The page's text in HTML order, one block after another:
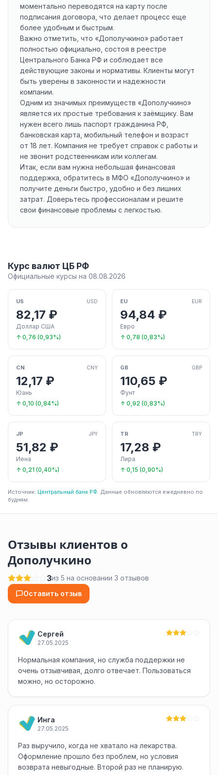
моментально переводятся на карту после
подписания договора, что делает процесс еще
более удобным и быстрым.
Важно отметить, что «Дополучкино» работает
полностью официально, состоя в реестре
Центрального Банка РФ и соблюдает все
действующие законы и нормативы. Клиенты могут
быть уверены в законности и надежности
компании.
Одним из значимых преимуществ «Дополучкино»
является их простые требования к заёмщику. Вам
нужен всего лишь паспорт гражданина РФ,
банковская карта, мобильный телефон и возраст
от 18 лет. Компания не требует справок с работы и
не звонит родственникам или коллегам.
Итак, если вам нужна небольшая финансовая
поддержка, обратитесь в МФО «Дополучкино» и
получите деньги быстро, удобно и без лишних
затрат. Доверьтесь профессионалам и решите
свои финансовые проблемы с легкостью.
Курс валют ЦБ РФ
Официальные курсы на 08.08.2026
US USD
82,17 ₽
Доллар США
↑ 0,76 (0,93%)
EU EUR
94,84 ₽
Евро
↑ 0,78 (0,83%)
CN CNY
12,17 ₽
Юань
↑ 0,10 (0,84%)
GB GBP
110,65 ₽
Фунт
↑ 0,92 (0,83%)
JP JPY
51,82 ₽
Иена
↑ 0,21 (0,40%)
TR TRY
17,28 ₽
Лира
↑ 0,15 (0,90%)
Источник: Центральный банк РФ. Данные обновляются ежедневно по
будням.
Отзывы клиентов о
Дополучкино
3из 5 на основании 3 отзывов
Оставить отзыв
Сергей
27.05.2025
Нормальная компания, но служба поддержки не
очень отзывчивая, долго отвечает. Пользоваться
можно, но осторожно.
Инга
27.05.2025
Раз выручило, когда не хватало на лекарства.
Оформление прошло без проблем, но условия
возврата невыгодные. Второй раз не планирую.